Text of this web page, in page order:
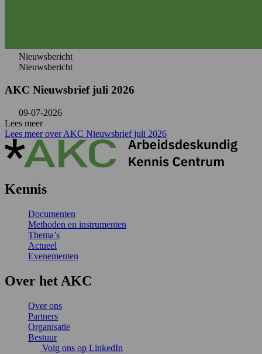
Nieuwsbericht
Nieuwsbericht
AKC Nieuwsbrief juli 2026
09-07-2026
Lees meer
Lees meer over AKC Nieuwsbrief juli 2026
Kennis
Documenten
Methoden en instrumenten
Thema’s
Actueel
Evenementen
Over het AKC
Over ons
Partners
Organisatie
Bestuur
Volg ons op LinkedIn